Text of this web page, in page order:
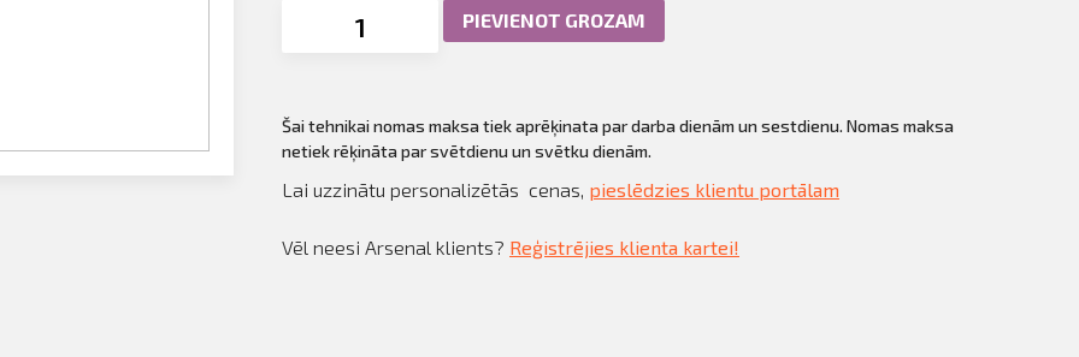
PIEVIENOT GROZAM
Šai tehnikai nomas maksa tiek aprēķinata par darba dienām un sestdienu. Nomas maksa
netiek rēķināta par svētdienu un svētku dienām.
Lai uzzinātu personalizētās cenas, pieslēdzies klientu portālam
Vēl neesi Arsenal klients? Reģistrējies klienta kartei!